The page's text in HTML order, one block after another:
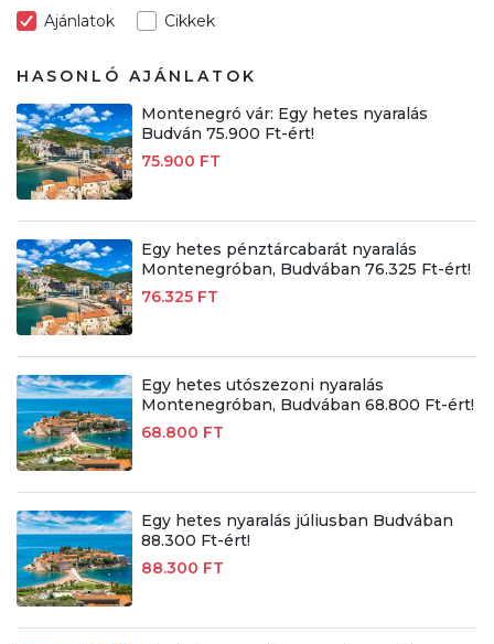
Ajánlatok Cikkek
HASONLÓ AJÁNLATOK
Montenegró vár: Egy hetes nyaralás
Budván 75.900 Ft-ért!
75.900 FT
Egy hetes pénztárcabarát nyaralás
Montenegróban, Budvában 76.325 Ft-ért!
76.325 FT
Egy hetes utószezoni nyaralás
Montenegróban, Budvában 68.800 Ft-ért!
68.800 FT
Egy hetes nyaralás júliusban Budvában
88.300 Ft-ért!
88.300 FT